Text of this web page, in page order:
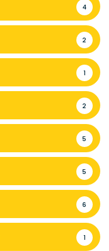
4
2
1
2
5
5
6
1